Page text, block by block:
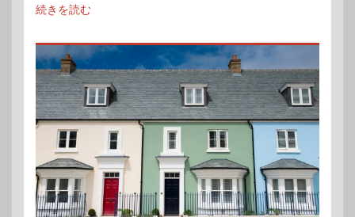
続きを読む